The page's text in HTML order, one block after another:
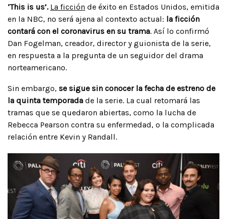
‘This is us’. La ficción de éxito en Estados Unidos, emitida
en la NBC, no será ajena al contexto actual: la ficción
contará con el coronavirus en su trama. Así lo confirmó
Dan Fogelman, creador, director y guionista de la serie,
en respuesta a la pregunta de un seguidor del drama
norteamericano.
Sin embargo, se sigue sin conocer la fecha de estreno de
la quinta temporada de la serie. La cual retomará las
tramas que se quedaron abiertas, como la lucha de
Rebecca Pearson contra su enfermedad, o la complicada
relación entre Kevin y Randall.